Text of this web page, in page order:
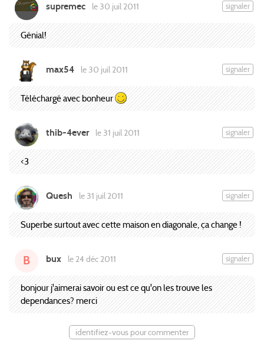
supremec le 30 juil 2011 signaler
Génial!
max54 le 30 juil 2011 signaler
Téléchargé avec bonheur
thib-4ever le 31 juil 2011 signaler
<3
Quesh le 31 juil 2011 signaler
Superbe surtout avec cette maison en diagonale, ça change !
B bux le 24 déc 2011 signaler
bonjour j'aimerai savoir ou est ce qu'on les trouve les
dependances? merci
identifiez-vous pour commenter